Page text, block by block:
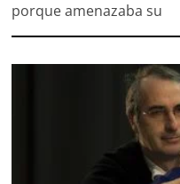
porque amenazaba su